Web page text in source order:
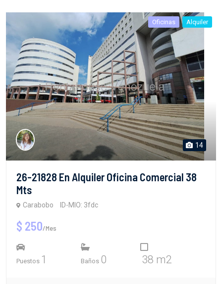
Oficinas Alquiler
14
26-21828 En Alquiler Oficina Comercial 38
Mts
Carabobo ID-MIO: 3fdc
$ 250/Mes
Puestos 1 Baños 0 38 m2